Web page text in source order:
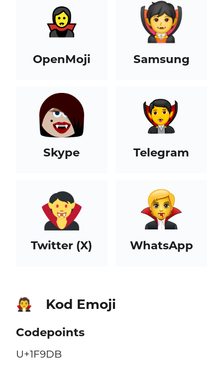
OpenMoji Samsung
Skype Telegram
Twitter (X) WhatsApp
🧛 Kod Emoji
Codepoints
U+1F9DB